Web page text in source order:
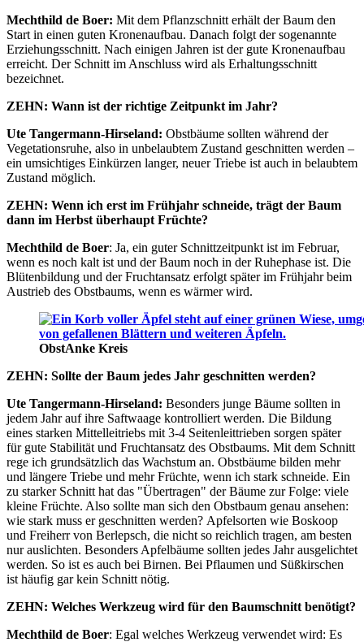
Mechthild de Boer: Mit dem Pflanzschnitt erhält der Baum den
Start in einen guten Kronenaufbau. Danach folgt der sogenannte
Erziehungsschnitt. Nach einigen Jahren ist der gute Kronenaufbau
erreicht. Der Schnitt im Anschluss wird als Erhaltungsschnitt
bezeichnet.
ZEHN: Wann ist der richtige Zeitpunkt im Jahr?
Ute Tangermann-Hirseland: Obstbäume sollten während der
Vegetationsruhe, also in unbelaubtem Zustand geschnitten werden –
ein umsichtiges Einkürzen langer, neuer Triebe ist auch in belaubtem
Zustand möglich.
ZEHN: Wenn ich erst im Frühjahr schneide, trägt der Baum
dann im Herbst überhaupt Früchte?
Mechthild de Boer: Ja, ein guter Schnittzeitpunkt ist im Februar,
wenn es noch kalt ist und der Baum noch in der Ruhephase ist. Die
Blütenbildung und der Fruchtansatz erfolgt später im Frühjahr beim
Austrieb des Obstbaums, wenn es wärmer wird.
ObstAnke Kreis
ZEHN: Sollte der Baum jedes Jahr geschnitten werden?
Ute Tangermann-Hirseland: Besonders junge Bäume sollten in
jedem Jahr auf ihre Saftwaage kontrolliert werden. Die Bildung
eines starken Mittelleitriebs mit 3-4 Seitenleittrieben sorgen später
für gute Stabilität und Fruchtansatz des Obstbaums. Mit dem Schnitt
rege ich grundsätzlich das Wachstum an. Obstbäume bilden mehr
und längere Triebe und mehr Früchte, wenn ich stark schneide. Ein
zu starker Schnitt hat das "Übertragen" der Bäume zur Folge: viele
kleine Früchte. Also sollte man sich den Obstbaum genau ansehen:
wie stark muss er geschnitten werden? Apfelsorten wie Boskoop
und Freiherr von Berlepsch, die nicht so reichlich tragen, am besten
nur auslichten. Besonders Apfelbäume sollten jedes Jahr ausgelichtet
werden. So ist es auch bei Birnen. Bei Pflaumen und Süßkirschen
ist häufig gar kein Schnitt nötig.
ZEHN: Welches Werkzeug wird für den Baumschnitt benötigt?
Mechthild de Boer: Egal welches Werkzeug verwendet wird: Es